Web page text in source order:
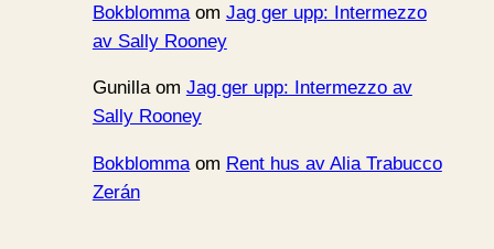
Bokblommaom Jag ger upp: Intermezzo
av Sally Rooney
Gunillaom Jag ger upp: Intermezzo av
Sally Rooney
Bokblommaom Rent hus av Alia Trabucco
Zerán